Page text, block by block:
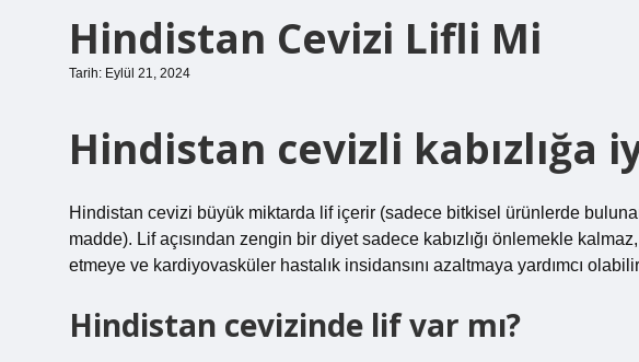
Hindistan Cevizi Lifli Mi
Tarih: Eylül 21, 2024
Hindistan cevizli kabızlığa
Hindistan cevizi büyük miktarda lif içerir (sadece bitkisel ürünlerde
madde). Lif açısından zengin bir diyet sadece kabızlığı önlemekle
etmeye ve kardiyovasküler hastalık insidansını azaltmaya yardımcı
Hindistan cevizinde lif var mı?